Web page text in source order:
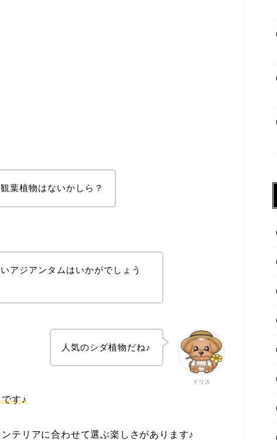
葉植物はないかしら？
アジアンタムはいかがでしょう
ドリス
人気のシダ植物だね♪
す♪
テリアに合わせて選ぶ楽しさがあります♪